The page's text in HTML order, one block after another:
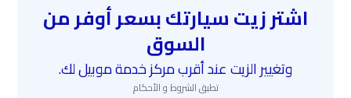
اشتر زيت سيارتك بسعر أوفر من
السوق
وتغيير الزيت عند أقرب مركز خدمة موبيل لك.
تطبق الشروط و الأحكام